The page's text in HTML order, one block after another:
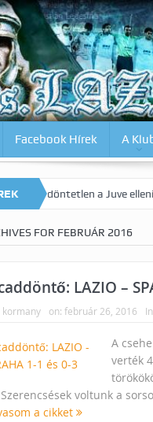
Facebook Hírek A
a Juve elleni rangadón!
FOR FEBRUÁR 2016
LAZIO –
kormany on: február 26, 2016
A
verték
voltunk a
a cikket